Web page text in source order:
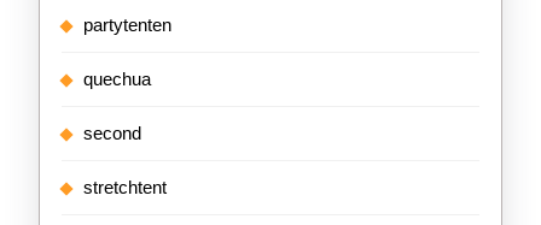
partytenten
quechua
second
stretchtent